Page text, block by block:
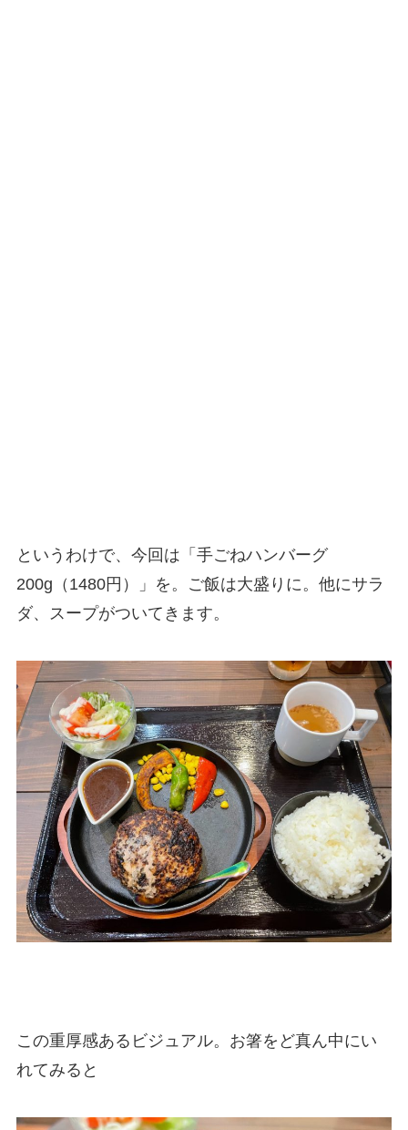
というわけで、今回は「手ごねハンバーグ
200g（1480円）」を。ご飯は大盛りに。他にサラ
ダ、スープがついてきます。
この重厚感あるビジュアル。お箸をど真ん中にい
れてみると